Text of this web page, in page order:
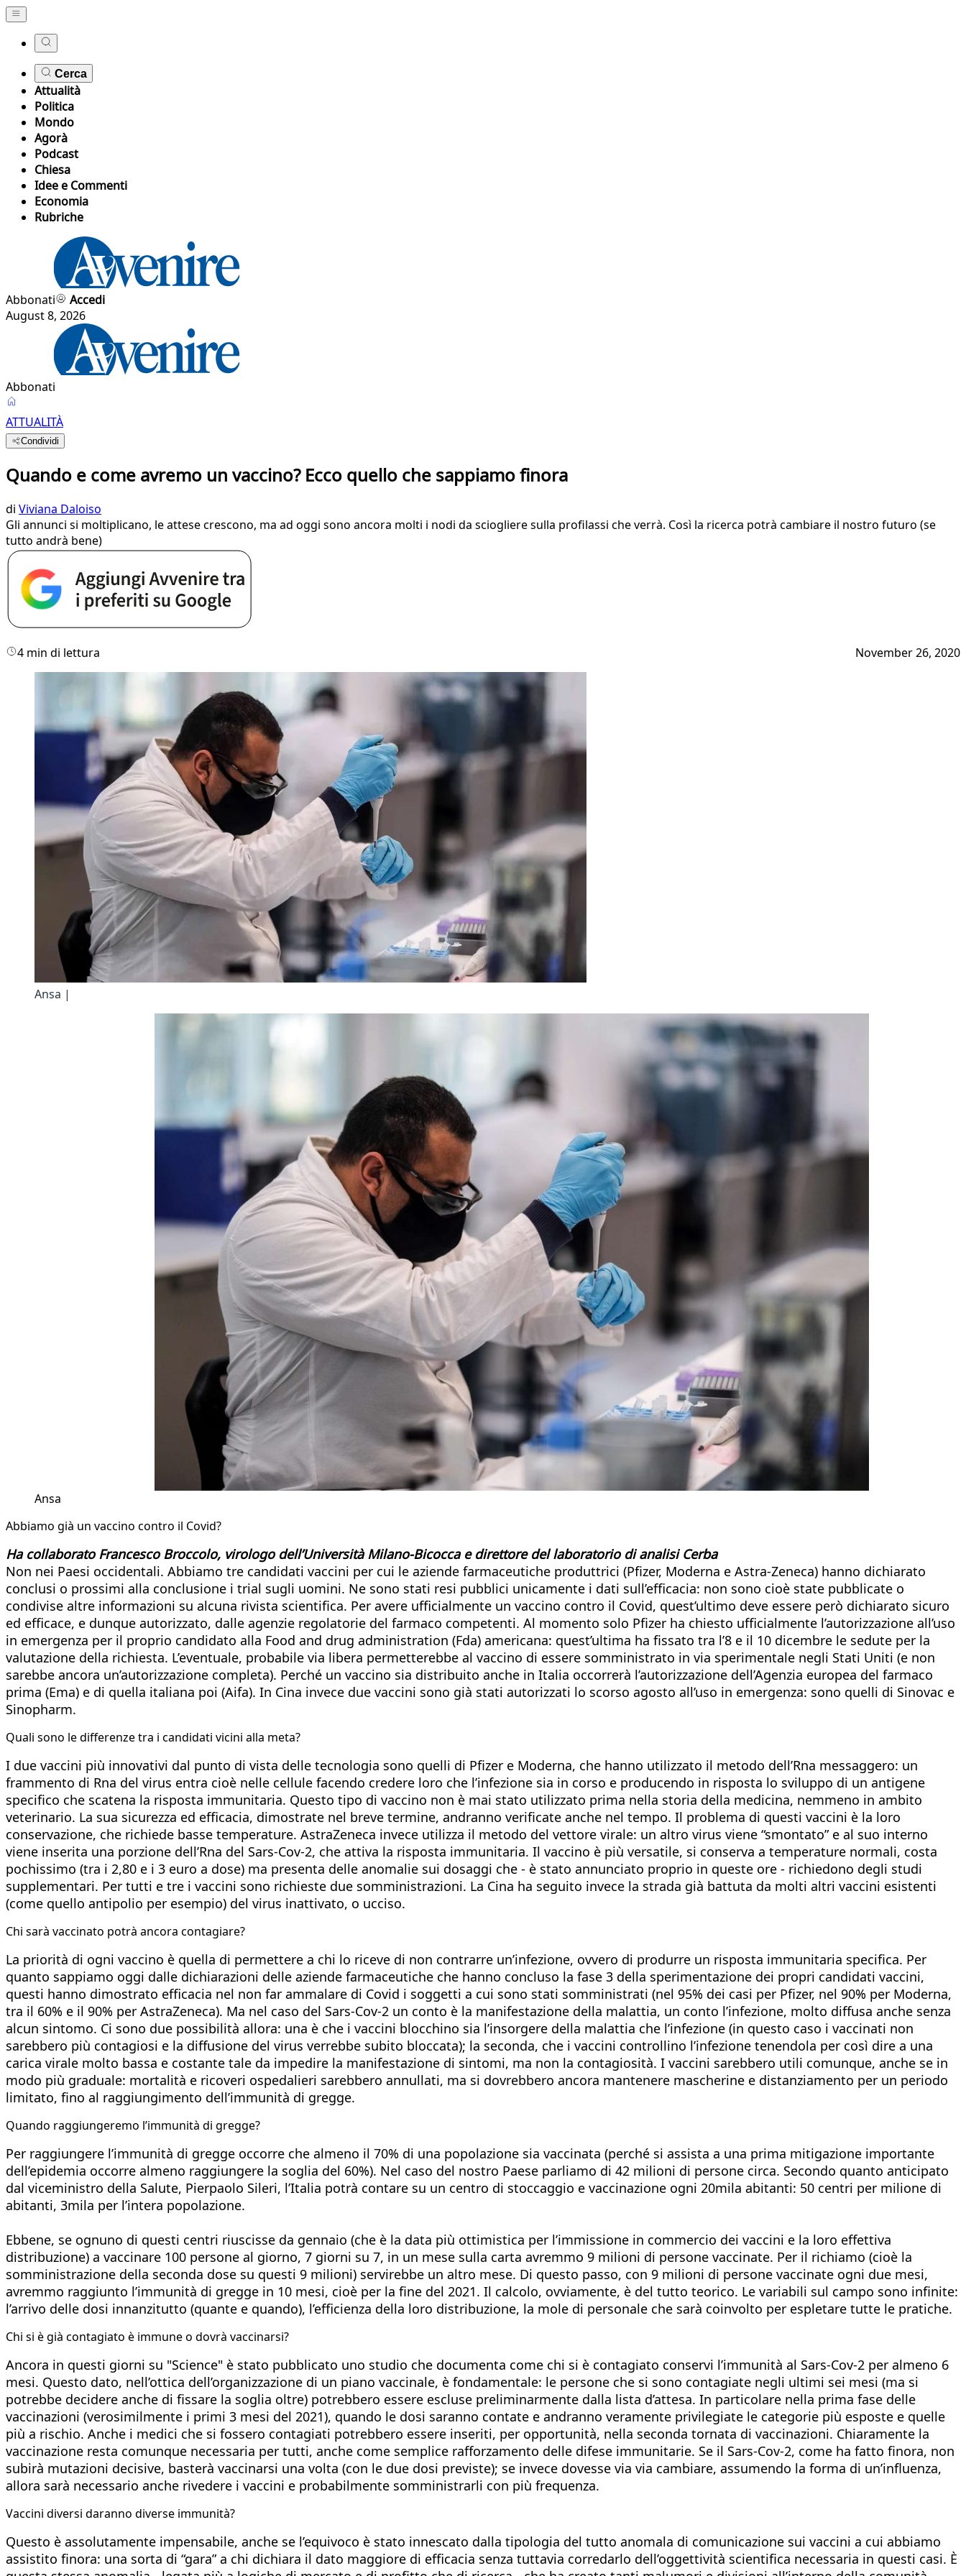
Cerca
Attualità
Politica
Mondo
Agorà
Podcast
Chiesa
Idee e Commenti
Economia
Rubriche
Abbonati
Accedi
August 8, 2026
Abbonati
ATTUALITÀ
Condividi
Quando e come avremo un vaccino? Ecco quello che sappiamo finora
di Viviana Daloiso
Gli annunci si moltiplicano, le attese crescono, ma ad oggi sono ancora molti i nodi da sciogliere sulla profilassi che verrà. Così la ricerca potrà cambiare il nostro futuro (se
tutto andrà bene)
4 min di lettura November 26, 2020
Ansa |
Ansa
Abbiamo già un vaccino contro il Covid?
Ha collaborato Francesco Broccolo, virologo dell’Università Milano-Bicocca e direttore del laboratorio di analisi Cerba
Non nei Paesi occidentali. Abbiamo tre candidati vaccini per cui le aziende farmaceutiche produttrici (Pfizer, Moderna e Astra-Zeneca) hanno dichiarato
conclusi o prossimi alla conclusione i trial sugli uomini. Ne sono stati resi pubblici unicamente i dati sull’efficacia: non sono cioè state pubblicate o
condivise altre informazioni su alcuna rivista scientifica. Per avere ufficialmente un vaccino contro il Covid, quest’ultimo deve essere però dichiarato sicuro
ed efficace, e dunque autorizzato, dalle agenzie regolatorie del farmaco competenti. Al momento solo Pfizer ha chiesto ufficialmente l’autorizzazione all’uso
in emergenza per il proprio candidato alla Food and drug administration (Fda) americana: quest’ultima ha fissato tra l’8 e il 10 dicembre le sedute per la
valutazione della richiesta. L’eventuale, probabile via libera permetterebbe al vaccino di essere somministrato in via sperimentale negli Stati Uniti (e non
sarebbe ancora un’autorizzazione completa). Perché un vaccino sia distribuito anche in Italia occorrerà l’autorizzazione dell’Agenzia europea del farmaco
prima (Ema) e di quella italiana poi (Aifa). In Cina invece due vaccini sono già stati autorizzati lo scorso agosto all’uso in emergenza: sono quelli di Sinovac e
Sinopharm.
Quali sono le differenze tra i candidati vicini alla meta?
I due vaccini più innovativi dal punto di vista delle tecnologia sono quelli di Pfizer e Moderna, che hanno utilizzato il metodo dell’Rna messaggero: un
frammento di Rna del virus entra cioè nelle cellule facendo credere loro che l’infezione sia in corso e producendo in risposta lo sviluppo di un antigene
specifico che scatena la risposta immunitaria. Questo tipo di vaccino non è mai stato utilizzato prima nella storia della medicina, nemmeno in ambito
veterinario. La sua sicurezza ed efficacia, dimostrate nel breve termine, andranno verificate anche nel tempo. Il problema di questi vaccini è la loro
conservazione, che richiede basse temperature. AstraZeneca invece utilizza il metodo del vettore virale: un altro virus viene “smontato” e al suo interno
viene inserita una porzione dell’Rna del Sars-Cov-2, che attiva la risposta immunitaria. Il vaccino è più versatile, si conserva a temperature normali, costa
pochissimo (tra i 2,80 e i 3 euro a dose) ma presenta delle anomalie sui dosaggi che - è stato annunciato proprio in queste ore - richiedono degli studi
supplementari. Per tutti e tre i vaccini sono richieste due somministrazioni. La Cina ha seguito invece la strada già battuta da molti altri vaccini esistenti
(come quello antipolio per esempio) del virus inattivato, o ucciso.
Chi sarà vaccinato potrà ancora contagiare?
La priorità di ogni vaccino è quella di permettere a chi lo riceve di non contrarre un’infezione, ovvero di produrre un risposta immunitaria specifica. Per
quanto sappiamo oggi dalle dichiarazioni delle aziende farmaceutiche che hanno concluso la fase 3 della sperimentazione dei propri candidati vaccini,
questi hanno dimostrato efficacia nel non far ammalare di Covid i soggetti a cui sono stati somministrati (nel 95% dei casi per Pfizer, nel 90% per Moderna,
tra il 60% e il 90% per AstraZeneca). Ma nel caso del Sars-Cov-2 un conto è la manifestazione della malattia, un conto l’infezione, molto diffusa anche senza
alcun sintomo. Ci sono due possibilità allora: una è che i vaccini blocchino sia l’insorgere della malattia che l’infezione (in questo caso i vaccinati non
sarebbero più contagiosi e la diffusione del virus verrebbe subito bloccata); la seconda, che i vaccini controllino l’infezione tenendola per così dire a una
carica virale molto bassa e costante tale da impedire la manifestazione di sintomi, ma non la contagiosità. I vaccini sarebbero utili comunque, anche se in
modo più graduale: mortalità e ricoveri ospedalieri sarebbero annullati, ma si dovrebbero ancora mantenere mascherine e distanziamento per un periodo
limitato, fino al raggiungimento dell’immunità di gregge.
Quando raggiungeremo l’immunità di gregge?
Per raggiungere l’immunità di gregge occorre che almeno il 70% di una popolazione sia vaccinata (perché si assista a una prima mitigazione importante
dell’epidemia occorre almeno raggiungere la soglia del 60%). Nel caso del nostro Paese parliamo di 42 milioni di persone circa. Secondo quanto anticipato
dal viceministro della Salute, Pierpaolo Sileri, l’Italia potrà contare su un centro di stoccaggio e vaccinazione ogni 20mila abitanti: 50 centri per milione di
abitanti, 3mila per l’intera popolazione.
Ebbene, se ognuno di questi centri riuscisse da gennaio (che è la data più ottimistica per l’immissione in commercio dei vaccini e la loro effettiva
distribuzione) a vaccinare 100 persone al giorno, 7 giorni su 7, in un mese sulla carta avremmo 9 milioni di persone vaccinate. Per il richiamo (cioè la
somministrazione della seconda dose su questi 9 milioni) servirebbe un altro mese. Di questo passo, con 9 milioni di persone vaccinate ogni due mesi,
avremmo raggiunto l’immunità di gregge in 10 mesi, cioè per la fine del 2021. Il calcolo, ovviamente, è del tutto teorico. Le variabili sul campo sono infinite:
l’arrivo delle dosi innanzitutto (quante e quando), l’efficienza della loro distribuzione, la mole di personale che sarà coinvolto per espletare tutte le pratiche.
Chi si è già contagiato è immune o dovrà vaccinarsi?
Ancora in questi giorni su "Science" è stato pubblicato uno studio che documenta come chi si è contagiato conservi l’immunità al Sars-Cov-2 per almeno 6
mesi. Questo dato, nell’ottica dell’organizzazione di un piano vaccinale, è fondamentale: le persone che si sono contagiate negli ultimi sei mesi (ma si
potrebbe decidere anche di fissare la soglia oltre) potrebbero essere escluse preliminarmente dalla lista d’attesa. In particolare nella prima fase delle
vaccinazioni (verosimilmente i primi 3 mesi del 2021), quando le dosi saranno contate e andranno veramente privilegiate le categorie più esposte e quelle
più a rischio. Anche i medici che si fossero contagiati potrebbero essere inseriti, per opportunità, nella seconda tornata di vaccinazioni. Chiaramente la
vaccinazione resta comunque necessaria per tutti, anche come semplice rafforzamento delle difese immunitarie. Se il Sars-Cov-2, come ha fatto finora, non
subirà mutazioni decisive, basterà vaccinarsi una volta (con le due dosi previste); se invece dovesse via via cambiare, assumendo la forma di un’influenza,
allora sarà necessario anche rivedere i vaccini e probabilmente somministrarli con più frequenza.
Vaccini diversi daranno diverse immunità?
Questo è assolutamente impensabile, anche se l’equivoco è stato innescato dalla tipologia del tutto anomala di comunicazione sui vaccini a cui abbiamo
assistito finora: una sorta di “gara” a chi dichiara il dato maggiore di efficacia senza tuttavia corredarlo dell’oggettività scientifica necessaria in questi casi. È